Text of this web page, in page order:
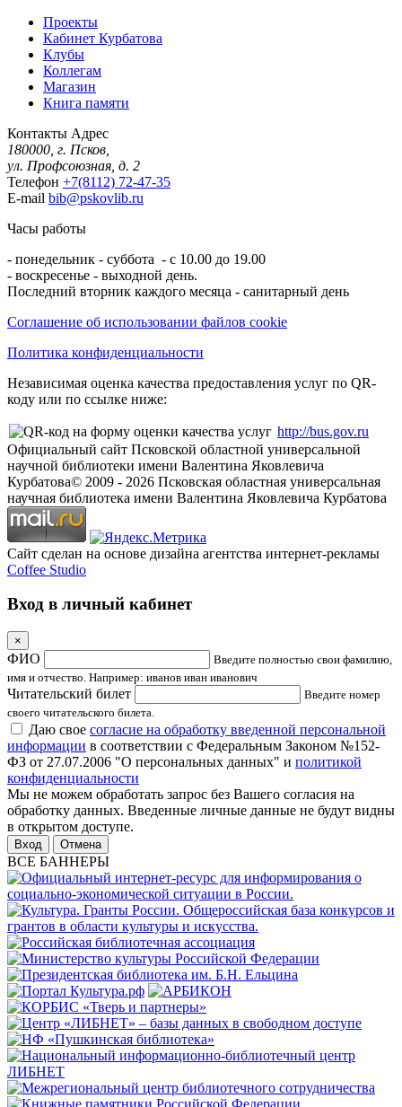
Проекты
Кабинет Курбатова
Клубы
Коллегам
Магазин
Книга памяти
Контакты Адрес
180000, г. Псков,
ул. Профсоюзная, д. 2
Телефон +7(8112) 72-47-35
E-mail bib@pskovlib.ru
Часы работы
- понедельник - суббота - с 10.00 до 19.00
- воскресенье - выходной день.
Последний вторник каждого месяца - санитарный день
Соглашение об использовании файлов cookie
Политика конфиденциальности
Независимая оценка качества предоставления услуг по QR-
коду или по ссылке ниже:
http://bus.gov.ru
Официальный сайт Псковской областной универсальной
научной библиотеки имени Валентина Яковлевича
Курбатова© 2009 - 2026 Псковская областная универсальная
научная библиотека имени Валентина Яковлевича Курбатова
Сайт сделан на основе дизайна агентства интернет-рекламы
Coffee Studio
Вход в личный кабинет
×
ФИО
Введите полностью свои фамилию,
имя и отчество. Например: иванов иван иванович
Читательский билет
Введите номер
своего читательского билета.
Даю свое согласие на обработку введенной персональной
информации в соответствии с Федеральным Законом №152-
ФЗ от 27.07.2006 "О персональных данных" и политикой
конфиденциальности
Мы не можем обработать запрос без Вашего согласия на
обработку данных. Введенные личные данные не будут видны
в открытом доступе.
Отмена
ВСЕ БАННЕРЫ